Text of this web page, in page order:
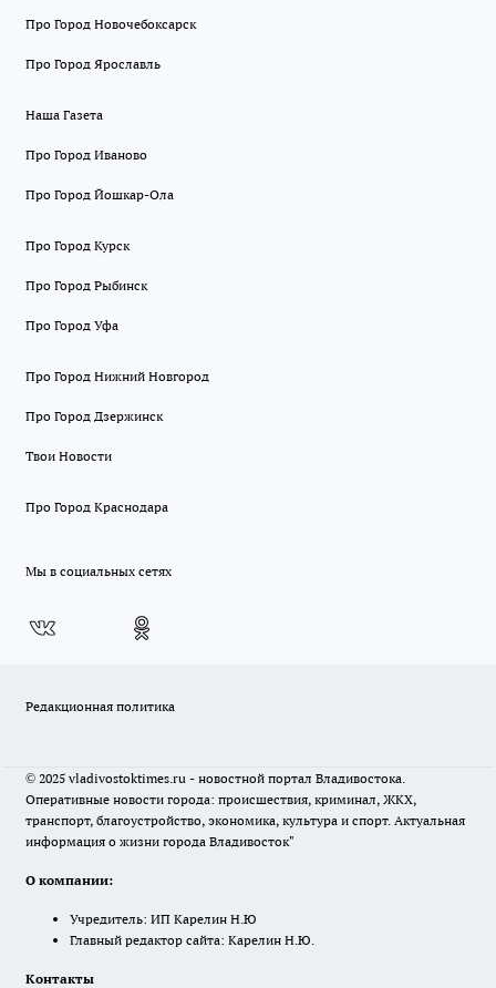
Про Город Новочебоксарск
Про Город Ярославль
Наша Газета
Про Город Иваново
Про Город Йошкар-Ола
Про Город Курск
Про Город Рыбинск
Про Город Уфа
Про Город Нижний Новгород
Про Город Дзержинск
Твои Новости
Про Город Краснодара
Мы в социальных сетях
Редакционная политика
© 2025 vladivostoktimes.ru - новостной портал Владивостока.
Оперативные новости города: происшествия, криминал, ЖКХ,
транспорт, благоустройство, экономика, культура и спорт. Актуальная
информация о жизни города Владивосток"
О компании:
Учредитель: ИП Карелин Н.Ю
Главный редактор сайта: Карелин Н.Ю.
Контакты